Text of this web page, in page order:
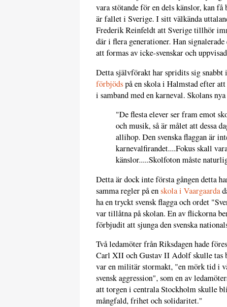
vara stötande för en dels känslor, kan
är fallet i Sverige. I sitt välkända
Frederik Reinfeldt att Sverige tillhör
där i flera generationer. Han
att formas av icke-svenskar och
Detta självförakt har spridits sig snabbt
förbjödspå en skola i Halmstad efter
i samband med en karneval. Skolans
"De flesta elever ser fram emot
och musik, så är målet att dessa
allihop. Den svenska flaggan är
karnevalfirandet....Fokus skall
känslor.....Skolfoton måste
Detta är dock inte första gången detta
samma regler på enskola i Vaargaarda
ha en tryckt svensk flagga och ordet
var tillåtna på skolan. En av flickorna
förbjudit att sjunga den svenska
Två ledamöter från Riksdagen hade
Carl XII och Gustav II Adolf skulle tas
var en militär stormakt, "en mörk tid i
svensk aggression", som en av
att torgen i centrala Stockholm skulle
mångfald, frihet och solidaritet."